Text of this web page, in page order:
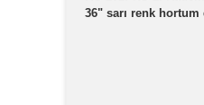
36" sarı renk